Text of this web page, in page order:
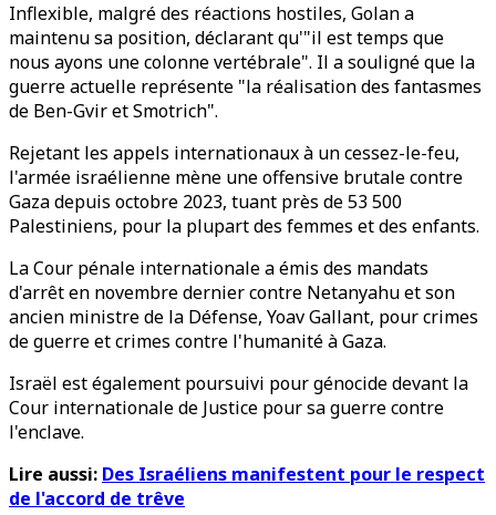
Inflexible, malgré des réactions hostiles, Golan a
maintenu sa position, déclarant qu'"il est temps que
nous ayons une colonne vertébrale". Il a souligné que la
guerre actuelle représente "la réalisation des fantasmes
de Ben-Gvir et Smotrich".
Rejetant les appels internationaux à un cessez-le-feu,
l'armée israélienne mène une offensive brutale contre
Gaza depuis octobre 2023, tuant près de 53 500
Palestiniens, pour la plupart des femmes et des enfants.
La Cour pénale internationale a émis des mandats
d'arrêt en novembre dernier contre Netanyahu et son
ancien ministre de la Défense, Yoav Gallant, pour crimes
de guerre et crimes contre l'humanité à Gaza.
Israël est également poursuivi pour génocide devant la
Cour internationale de Justice pour sa guerre contre
l'enclave.
Lire aussi: Des Israéliens manifestent pour le respect
de l'accord de trêve